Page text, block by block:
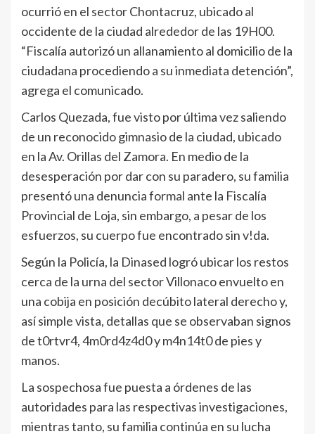
ocurrió en el sector Chontacruz, ubicado al
occidente de la ciudad alrededor de las 19H00.
“Fiscalía autorizó un allanamiento al domicilio de la
ciudadana procediendo a su inmediata detención”,
agrega el comunicado.
Carlos Quezada, fue visto por última vez saliendo
de un reconocido gimnasio de la ciudad, ubicado
en la Av. Orillas del Zamora. En medio de la
desesperación por dar con su paradero, su familia
presentó una denuncia formal ante la Fiscalía
Provincial de Loja, sin embargo, a pesar de los
esfuerzos, su cuerpo fue encontrado sin v!da.
Según la Policía, la Dinased logró ubicar los restos
cerca de la urna del sector Villonaco envuelto en
una cobija en posición decúbito lateral derecho y,
así simple vista, detallas que se observaban signos
de t0rtvr4, 4m0rd4z4d0 y m4n14t0 de pies y
manos.
La sospechosa fue puesta a órdenes de las
autoridades para las respectivas investigaciones,
mientras tanto, su familia continúa en su lucha